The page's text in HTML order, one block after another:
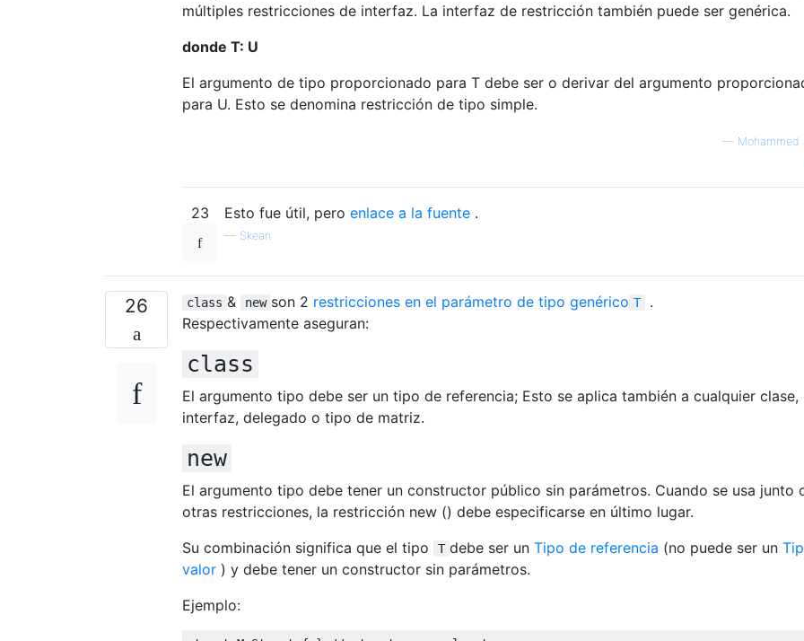
múltiples restricciones de interfaz. La interfaz de restricción también puede ser genérica.
donde T: U
El argumento de tipo proporcionado para T debe ser o derivar del argumento
para U. Esto se denomina restricción de tipo simple.
— Mohammed
23 Esto fue útil, pero enlace a la fuente .
— Skean
26 class & new son 2 restricciones en el parámetro de tipo genérico T
.
Respectivamente aseguran:
class
El argumento tipo debe ser un tipo de referencia; Esto se aplica también a cualquier clase,
interfaz, delegado o tipo de matriz.
new
El argumento tipo debe tener un constructor público sin parámetros. Cuando se usa junto
otras restricciones, la restricción new () debe especificarse en último lugar.
Su combinación significa que el tipo
T debe ser un Tipo de referencia (no puede ser un
valor ) y debe tener un constructor sin parámetros.
Ejemplo: